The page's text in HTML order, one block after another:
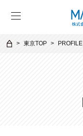
東京TOP PROFILE